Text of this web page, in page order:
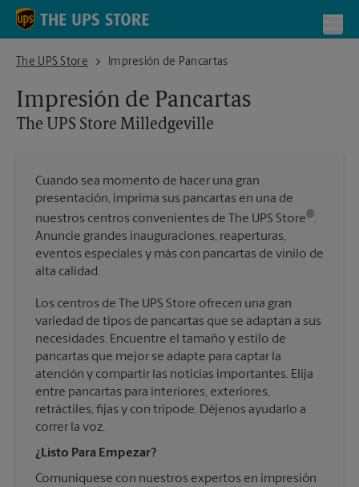
Skip to content
Return to Nav
The UPS Store
The UPS Store MilledgevilleImpresión de Pancartas
Impresión de Pancartas
The UPS Store Milledgeville
Cuando sea momento de hacer una gran
presentación, imprima sus pancartas en una de
nuestros centros convenientes de The UPS Store®.
Anuncie grandes inauguraciones, reaperturas,
eventos especiales y más con pancartas de vinilo de
alta calidad.
Los centros de The UPS Store ofrecen una gran
variedad de tipos de pancartas que se adaptan a sus
necesidades. Encuentre el tamaño y estilo de
pancartas que mejor se adapte para captar la
atención y compartir las noticias importantes. Elija
entre pancartas para interiores, exteriores,
retráctiles, fijas y con trípode. Déjenos ayudarlo a
correr la voz.
¿Listo Para Empezar?
Comuníquese con nuestros expertos en impresión